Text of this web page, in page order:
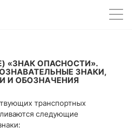
«ЗНАК ОПАСНОСТИ».
ЗНАКИ,
И ОБОЗНАЧЕНИЯ
транспортных
следующие